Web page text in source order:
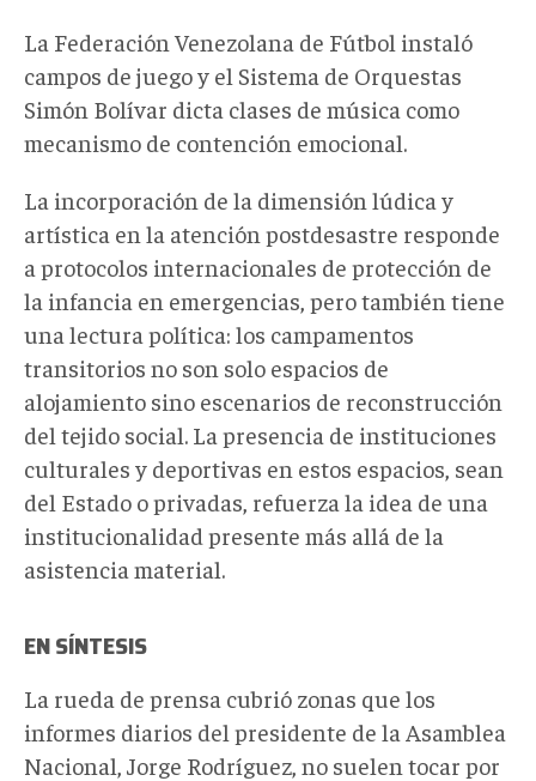
La Federación Venezolana de Fútbol instaló
campos de juego y el Sistema de Orquestas
Simón Bolívar dicta clases de música como
mecanismo de contención emocional.
La incorporación de la dimensión lúdica y
artística en la atención postdesastre responde
a protocolos internacionales de protección de
la infancia en emergencias, pero también tiene
una lectura política: los campamentos
transitorios no son solo espacios de
alojamiento sino escenarios de reconstrucción
del tejido social. La presencia de instituciones
culturales y deportivas en estos espacios, sean
del Estado o privadas, refuerza la idea de una
institucionalidad presente más allá de la
asistencia material.
EN SÍNTESIS
La rueda de prensa cubrió zonas que los
informes diarios del presidente de la Asamblea
Nacional, Jorge Rodríguez, no suelen tocar por